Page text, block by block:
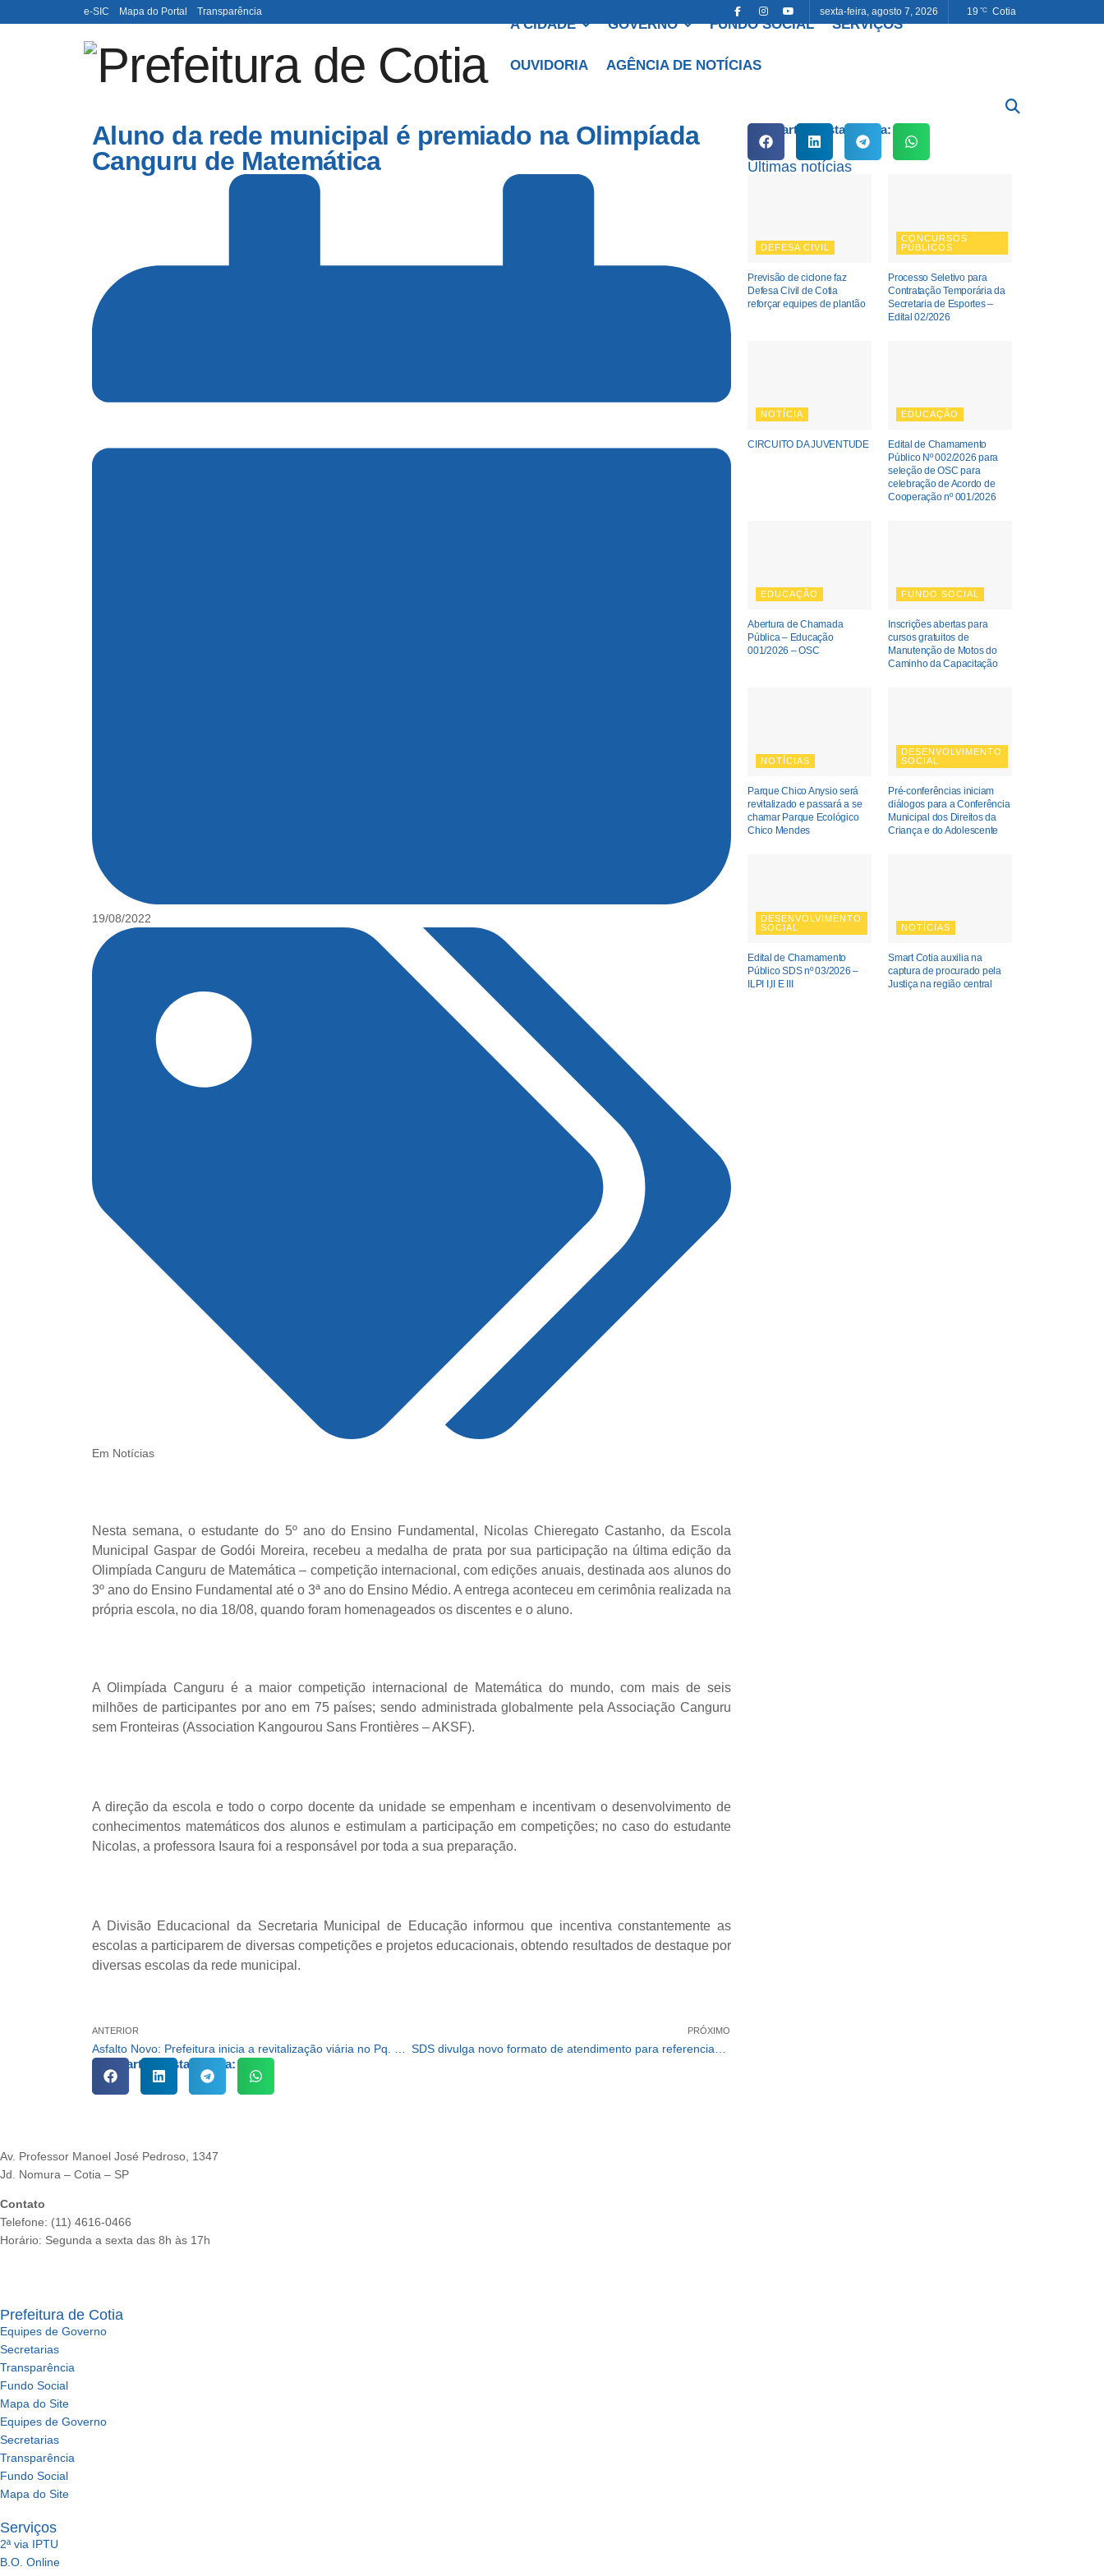
e-SIC Mapa do Portal Transparência sexta-feira, agosto 7, 2026 19 °C Cotia
A CIDADE GOVERNO FUNDO SOCIAL SERVIÇOS
OUVIDORIA AGÊNCIA DE NOTÍCIAS
Aluno da rede municipal é premiado na Olimpíada
Canguru de Matemática
19/08/2022
Em Notícias
Nesta semana, o estudante do 5º ano do Ensino Fundamental, Nicolas Chieregato Castanho, da Escola
Municipal Gaspar de Godói Moreira, recebeu a medalha de prata por sua participação na última edição da
Olimpíada Canguru de Matemática – competição internacional, com edições anuais, destinada aos alunos do
3º ano do Ensino Fundamental até o 3ª ano do Ensino Médio. A entrega aconteceu em cerimônia realizada na
própria escola, no dia 18/08, quando foram homenageados os discentes e o aluno.
A Olimpíada Canguru é a maior competição internacional de Matemática do mundo, com mais de seis
milhões de participantes por ano em 75 países; sendo administrada globalmente pela Associação Canguru
sem Fronteiras (Association Kangourou Sans Frontières – AKSF).
A direção da escola e todo o corpo docente da unidade se empenham e incentivam o desenvolvimento de
conhecimentos matemáticos dos alunos e estimulam a participação em competições; no caso do estudante
Nicolas, a professora Isaura foi a responsável por toda a sua preparação.
A Divisão Educacional da Secretaria Municipal de Educação informou que incentiva constantemente as
escolas a participarem de diversas competições e projetos educacionais, obtendo resultados de destaque por
diversas escolas da rede municipal.
ANTERIOR PRÓXIMO
Compartilhe esta notícia:
Compartilhe esta notícia:
Últimas notícias
DEFESA CIVIL
Previsão de ciclone faz
Defesa Civil de Cotia
reforçar equipes de plantão
CONCURSOS
PÚBLICOS
Processo Seletivo para
Contratação Temporária da
Secretaria de Esportes –
Edital 02/2026
NOTÍCIA
CIRCUITO DA JUVENTUDE
EDUCAÇÃO
Edital de Chamamento
Público Nº 002/2026 para
seleção de OSC para
celebração de Acordo de
Cooperação nº 001/2026
EDUCAÇÃO
Abertura de Chamada
Pública – Educação
001/2026 – OSC
FUNDO SOCIAL
Inscrições abertas para
cursos gratuitos de
Manutenção de Motos do
Caminho da Capacitação
NOTÍCIAS
Parque Chico Anysio será
revitalizado e passará a se
chamar Parque Ecológico
Chico Mendes
DESENVOLVIMENTO
SOCIAL
Pré-conferências iniciam
diálogos para a Conferência
Municipal dos Direitos da
Criança e do Adolescente
DESENVOLVIMENTO
SOCIAL
Edital de Chamamento
Público SDS nº 03/2026 –
ILPI I,II E III
NOTÍCIAS
Smart Cotia auxilia na
captura de procurado pela
Justiça na região central
Av. Professor Manoel José Pedroso, 1347
Jd. Nomura – Cotia – SP
Contato
Telefone: (11) 4616-0466
Horário: Segunda a sexta das 8h às 17h
Prefeitura de Cotia
Equipes de Governo
Secretarias
Transparência
Fundo Social
Mapa do Site
Equipes de Governo
Secretarias
Transparência
Fundo Social
Mapa do Site
Serviços
2ª via IPTU
B.O. Online